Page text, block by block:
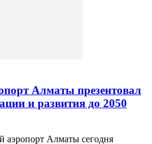
Алматы презентовал
и развития до 2050
Алматы сегодня